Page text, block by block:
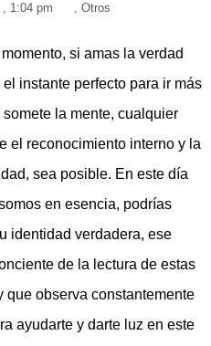
, 1:04 pm , Otros
si amas la verdad
instante perfecto para ir más
la mente, cualquier
el reconocimiento interno y la
sea posible. En este día
en esencia, podrías
identidad verdadera, ese
de la lectura de estas
que observa constantemente
ayudarte y darte luz en este